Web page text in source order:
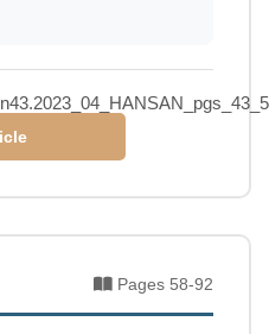
Pages 58-92